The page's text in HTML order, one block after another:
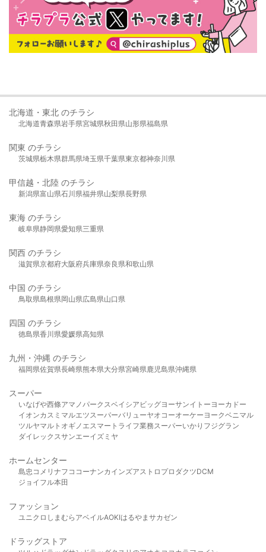
北海道・東北 のチラシ
北海道青森県岩手県宮城県秋田県山形県福島県
関東 のチラシ
茨城県栃木県群馬県埼玉県千葉県東京都神奈川県
甲信越・北陸 のチラシ
新潟県富山県石川県福井県山梨県長野県
東海 のチラシ
岐阜県静岡県愛知県三重県
関西 のチラシ
滋賀県京都府大阪府兵庫県奈良県和歌山県
中国 のチラシ
鳥取県島根県岡山県広島県山口県
四国 のチラシ
徳島県香川県愛媛県高知県
九州・沖縄 のチラシ
福岡県佐賀県長崎県熊本県大分県宮崎県鹿児島県沖縄県
スーパー
いなげや西條アマノパークスベイシア ビッグヨーサンイトーヨーカドー
イオンカスミ マルエツスーパーバリューヤオコーオーケー ヨークベニマル
ツルヤマルト オギノ エスマート ライフ業務スーパーいかり フジグラン
ダイレックスサンエーイズミヤ
ホームセンター
島忠 コメリ ナフコ コーナンカインズアストロプロダクツDCM
ジョイフル本田
ファッション
ユニクロ しまむら アベイルAOKIはるやま サカゼン
ドラッグストア